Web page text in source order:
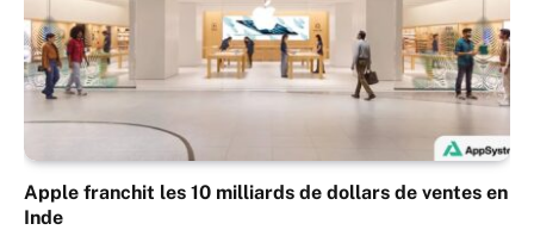
Apple franchit les 10 milliards de dollars de ventes en
Inde